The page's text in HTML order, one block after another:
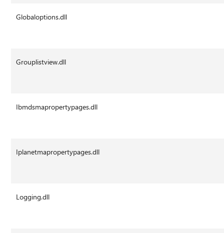
Globaloptions.dll
Grouplistview.dll
Ibmdsmapropertypages.dll
Iplanetmapropertypages.dll
Logging.dll